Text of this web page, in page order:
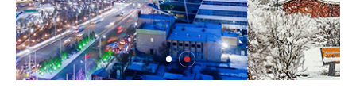
Автомашины улсын дугаар сондгой тоогоор
төгссөн бол өнөөдөр шатахуун авна